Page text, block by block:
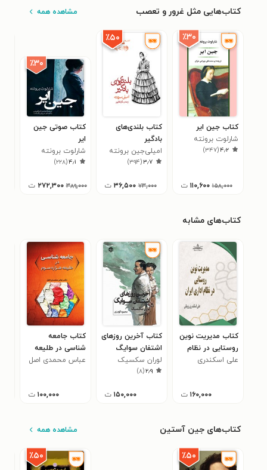
کتاب‌هایی مثل غرور و تعصب مشاهده همه
٪۳۰
کتاب جین ایر
شارلوت برونته
۴٫۲(۳۴۷)
۱۵۸,۰۰۰ ۱۱۰,۶۰۰ ت
٪۵۰
کتاب بلندی‌های
بادگیر
امیلی‌جین برونته
۳٫۷(۳۹۴)
۷۳,۰۰۰ ۳۶,۵۰۰ ت
٪۳۰
کتاب صوتی جین
ایر
شارلوت برونته
۴٫۱(۲۲۸)
۳۸۹,۰۰۰ ۲۷۲,۳۰۰ ت
کتاب‌های مشابه
کتاب مدیریت نوین
روستایی در نظام
اداری ایران
علی اسکندری
۱۶۰,۰۰۰ ت
کتاب آخرین روزهای
اشتفان سوایگ
لوران سکسیک
۲٫۹(۸)
۱۵۰,۰۰۰ ت
کتاب جامعه
شناسی در طلیعه
هزاره سوم
عباس محمدی اصل
۱۰۰,۰۰۰ ت
کتاب‌های جین آستین مشاهده همه
٪۵۰ ٪۵۰